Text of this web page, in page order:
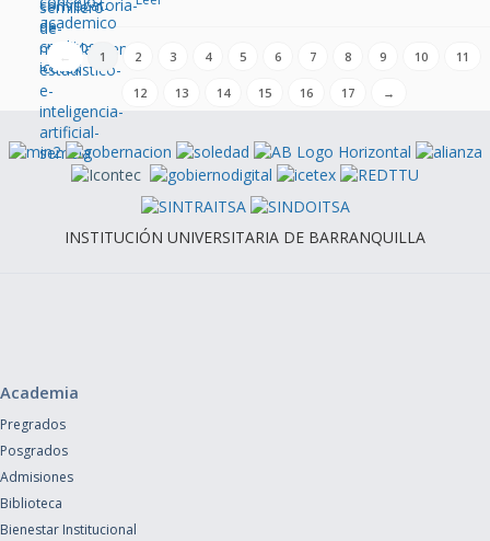
← 1 2 3 4 5 6 7 8 9 10 11
12 13 14 15 16 17 →
INSTITUCIÓN UNIVERSITARIA DE BARRANQUILLA
Academia
Pregrados
Posgrados
Admisiones
Biblioteca
Bienestar Institucional